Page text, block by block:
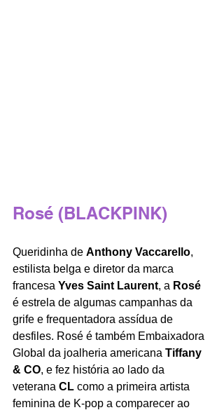
Rosé (BLACKPINK)
Queridinha de Anthony Vaccarello,
estilista belga e diretor da marca
francesa Yves Saint Laurent, a Rosé
é estrela de algumas campanhas da
grife e frequentadora assídua de
desfiles. Rosé é também Embaixadora
Global da joalheria americana Tiffany
& CO, e fez história ao lado da
veterana CL como a primeira artista
feminina de K-pop a comparecer ao